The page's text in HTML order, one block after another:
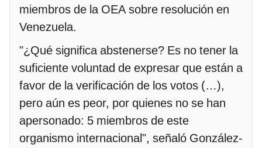
miembros de la OEA sobre resolución en
Venezuela.
"¿Qué significa abstenerse? Es no tener la
suficiente voluntad de expresar que están a
favor de la verificación de los votos (…),
pero aún es peor, por quienes no se han
apersonado: 5 miembros de este
organismo internacional", señaló González-